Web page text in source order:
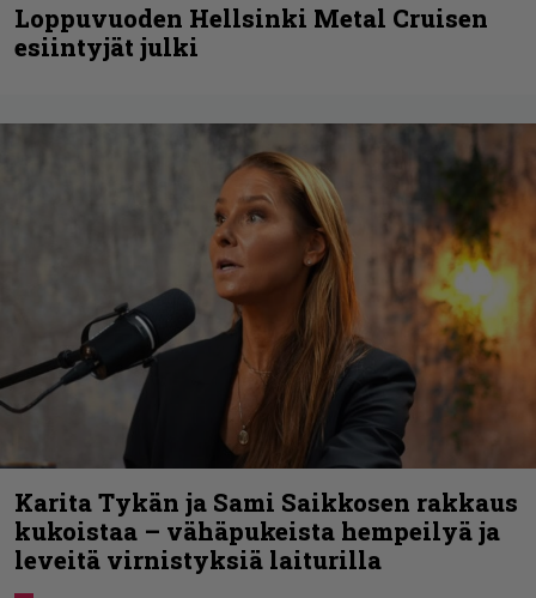
Loppuvuoden Hellsinki Metal Cruisen
esiintyjät julki
Karita Tykän ja Sami Saikkosen rakkaus
kukoistaa – vähäpukeista hempeilyä ja
leveitä virnistyksiä laiturilla